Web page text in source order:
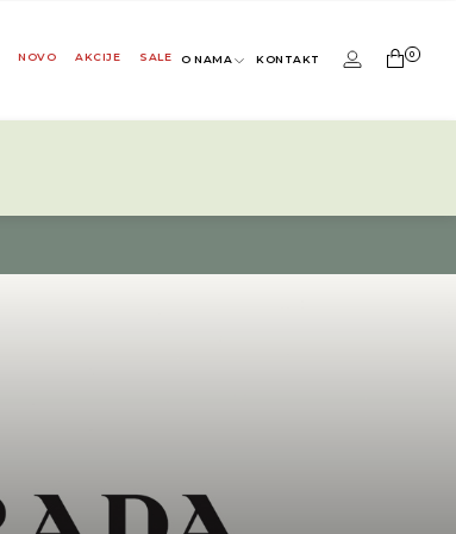
NOVO AKCIJE SALE O NAMA KONTAKT 0